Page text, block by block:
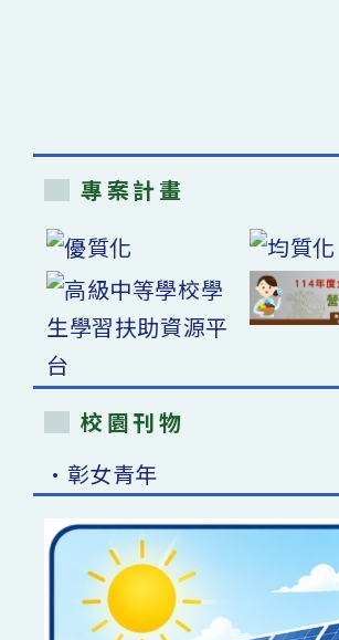
專案計畫
校園刊物
•彰女青年